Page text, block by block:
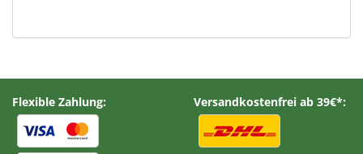
Flexible Zahlung: Versandkostenfrei ab 39€*: